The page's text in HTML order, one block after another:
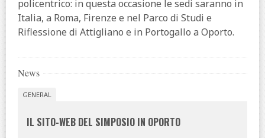
policentrico: in questa occasione le sedi saranno in
Italia, a Roma, Firenze e nel Parco di Studi e
Riflessione di Attigliano e in Portogallo a Oporto.
News
GENERAL
IL SITO-WEB DEL SIMPOSIO IN OPORTO